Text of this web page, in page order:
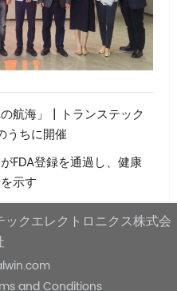
航海」 | トランステック
うちに開催
FDA登録を通過し、健康
示す
ックエレクトロニクス株式会
and Conditions